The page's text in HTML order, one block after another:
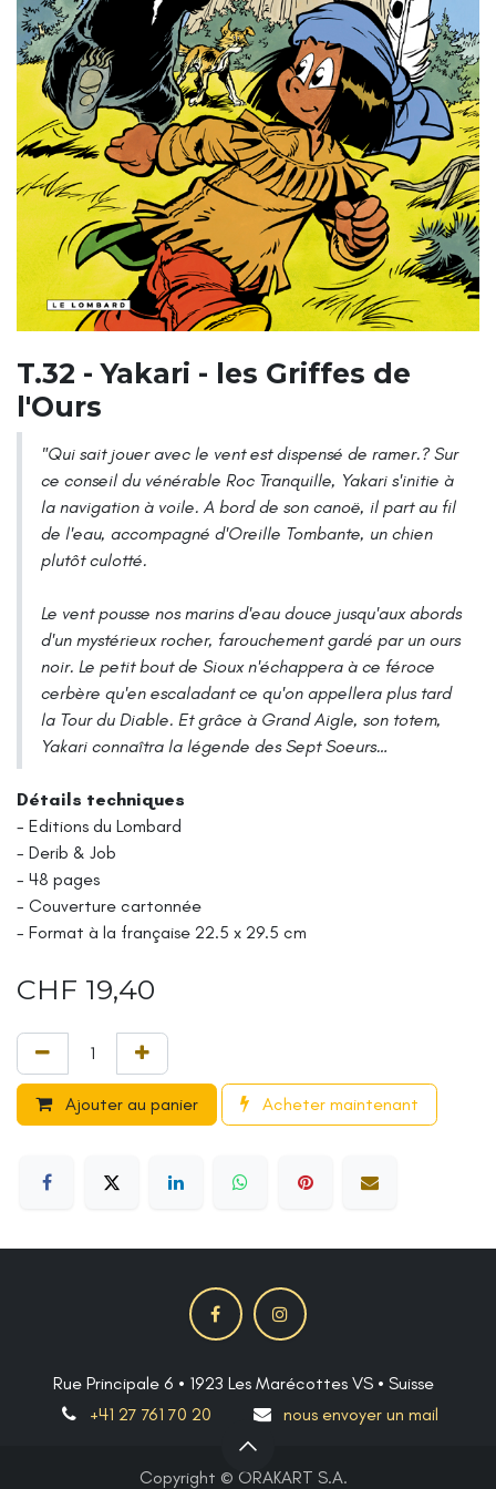
T.32 - Yakari - les Griffes de
l'Ours
"Qui sait jouer avec le vent est dispensé de ramer.? Sur
ce conseil du vénérable Roc Tranquille, Yakari s'initie à
la navigation à voile. A bord de son canoë, il part au fil
de l'eau, accompagné d'Oreille Tombante, un chien
plutôt culotté.
Le vent pousse nos marins d'eau douce jusqu'aux abords
d'un mystérieux rocher, farouchement gardé par un ours
noir. Le petit bout de Sioux n'échappera à ce féroce
cerbère qu'en escaladant ce qu'on appellera plus tard
la Tour du Diable. Et grâce à Grand Aigle, son totem,
Yakari connaîtra la légende des Sept Soeurs…
Détails techniques
- Editions du Lombard
- Derib & Job
- 48 pages
- Couverture cartonnée
- Format à la française 22.5 x 29.5 cm
CHF 19,40
Ajouter au panier Acheter maintenant
Rue Principale 6 • 1923 Les Marécottes VS • Suisse
+41 27 761 70 20
nous envoyer un mail
Copyright © ORAKART S.A.